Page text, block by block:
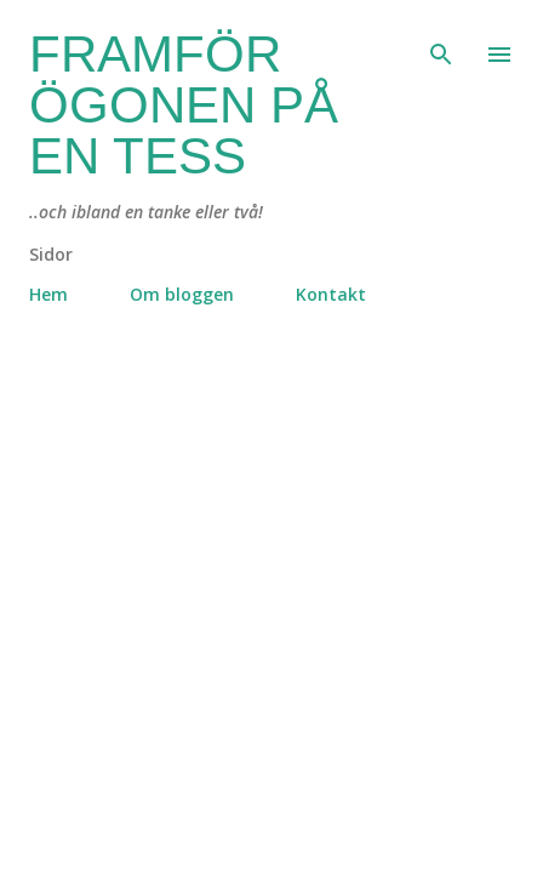
Fortsätt till huvudinnehåll
FRAMFÖR
ÖGONEN PÅ
EN TESS
..och ibland en tanke eller två!
Sidor
Hem
Om bloggen Kontakt